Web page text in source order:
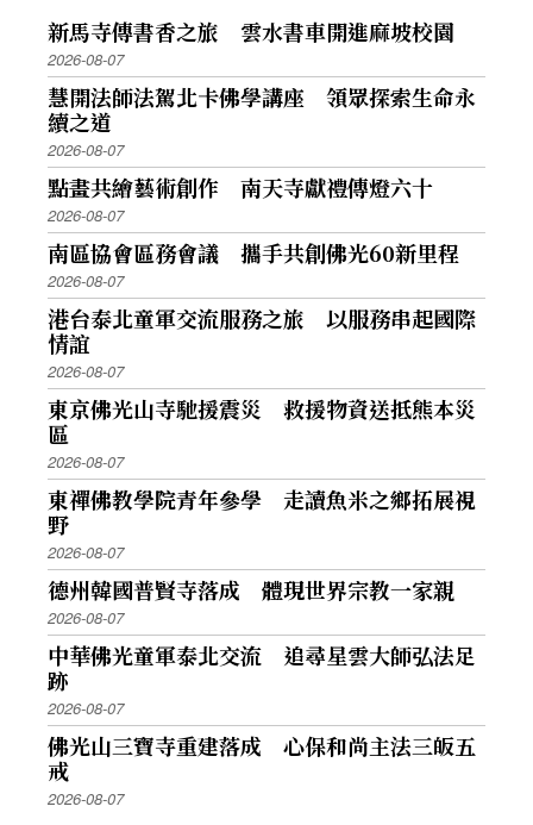
新馬寺傳書香之旅 雲水書車開進麻坡校園
2026-08-07
慧開法師法駕北卡佛學講座 領眾探索生命永
續之道
2026-08-07
點畫共繪藝術創作 南天寺獻禮傳燈六十
2026-08-07
南區協會區務會議 攜手共創佛光60新里程
2026-08-07
港台泰北童軍交流服務之旅 以服務串起國際
情誼
2026-08-07
東京佛光山寺馳援震災 救援物資送抵熊本災
區
2026-08-07
東禪佛教學院青年參學 走讀魚米之鄉拓展視
野
2026-08-07
德州韓國普賢寺落成 體現世界宗教一家親
2026-08-07
中華佛光童軍泰北交流 追尋星雲大師弘法足
跡
2026-08-07
佛光山三寶寺重建落成 心保和尚主法三皈五
戒
2026-08-07